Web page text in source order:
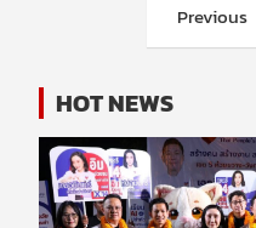
pagination
Previous
HOT NEWS